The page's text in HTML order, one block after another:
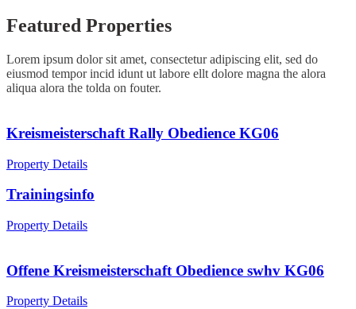
Featured Properties
Lorem ipsum dolor sit amet, consectetur adipiscing elit, sed do
eiusmod tempor incid idunt ut labore ellt dolore magna the alora
aliqua alora the tolda on fouter.
Kreismeisterschaft Rally Obedience KG06
Property Details
Trainingsinfo
Property Details
Offene Kreismeisterschaft Obedience swhv KG06
Property Details